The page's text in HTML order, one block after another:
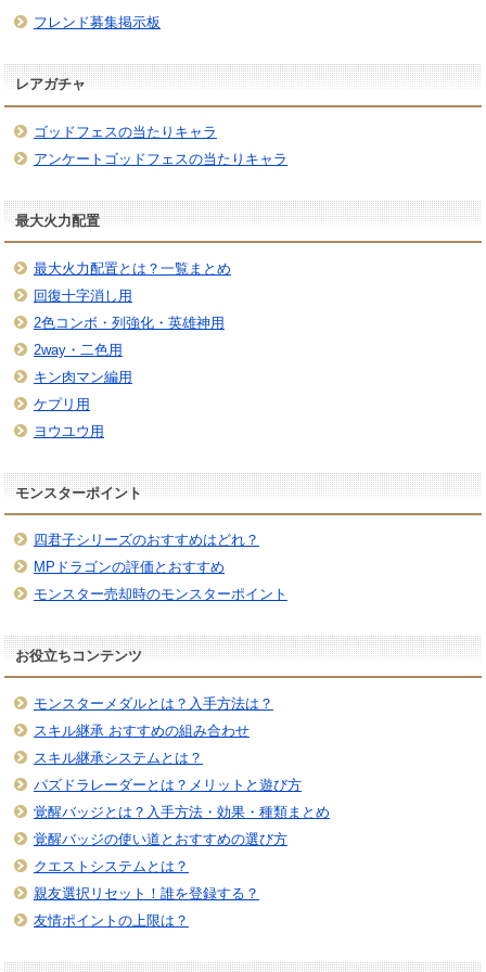
フレンド募集掲示板
レアガチャ
ゴッドフェスの当たりキャラ
アンケートゴッドフェスの当たりキャラ
最大火力配置
最大火力配置とは？一覧まとめ
回復十字消し用
2色コンボ・列強化・英雄神用
2way・二色用
キン肉マン編用
ケプリ用
ヨウユウ用
モンスターポイント
四君子シリーズのおすすめはどれ？
MPドラゴンの評価とおすすめ
モンスター売却時のモンスターポイント
お役立ちコンテンツ
モンスターメダルとは？入手方法は？
スキル継承 おすすめの組み合わせ
スキル継承システムとは？
パズドラレーダーとは？メリットと遊び方
覚醒バッジとは？入手方法・効果・種類まとめ
覚醒バッジの使い道とおすすめの選び方
クエストシステムとは？
親友選択リセット！誰を登録する？
友情ポイントの上限は？